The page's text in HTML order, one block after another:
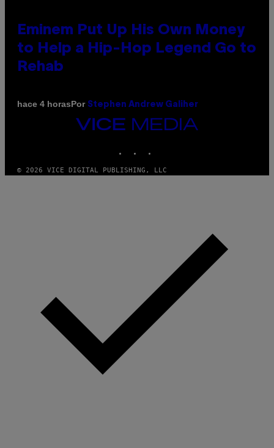
Eminem Put Up His Own Money
to Help a Hip-Hop Legend Go to
Rehab
hace 4 horasPor Stephen Andrew Galiher
VICE
MEDIA
© 2026 VICE DIGITAL PUBLISHING, LLC